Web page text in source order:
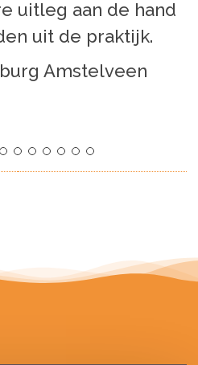
uitleg aan de hand
uit de praktijk.
Amstelveen